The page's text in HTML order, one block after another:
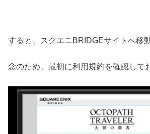
すると、スクエニBRIDGEサイトへ移
念のため、最初に利用規約を確認して